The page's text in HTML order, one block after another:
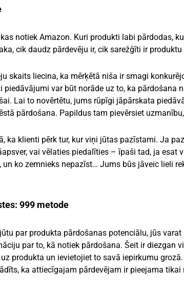
notiek Amazon. Kuri produkti labi pārdodas,
cik daudz pārdevēju ir, cik sarežģīti ir
skaits liecina, ka mērķētā niša ir smagi
piedāvājumi var būt norāde uz to, ka pārdošana
Lai to novērtētu, jums rūpīgi jāpārskata
pārdošana. Papildus tam pievērsiet
ka klienti pērk tur, kur viņi jūtas pazīstami. Ja
vai vēlaties piedalīties – īpaši tad, ja esat
un ko zemnieks nepazīst… Jums būs jāveic lieli
999 metode
par produkta pārdošanas potenciālu, jūs
par to, kā notiek pārdošana. Šeit ir diezgan
produkta un ievietojiet to savā iepirkumu
ka attiecīgajam pārdevējam ir pieejama